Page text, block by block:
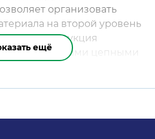
организовать
на второй уровень
Конструкция
несколькими цепными
ещё